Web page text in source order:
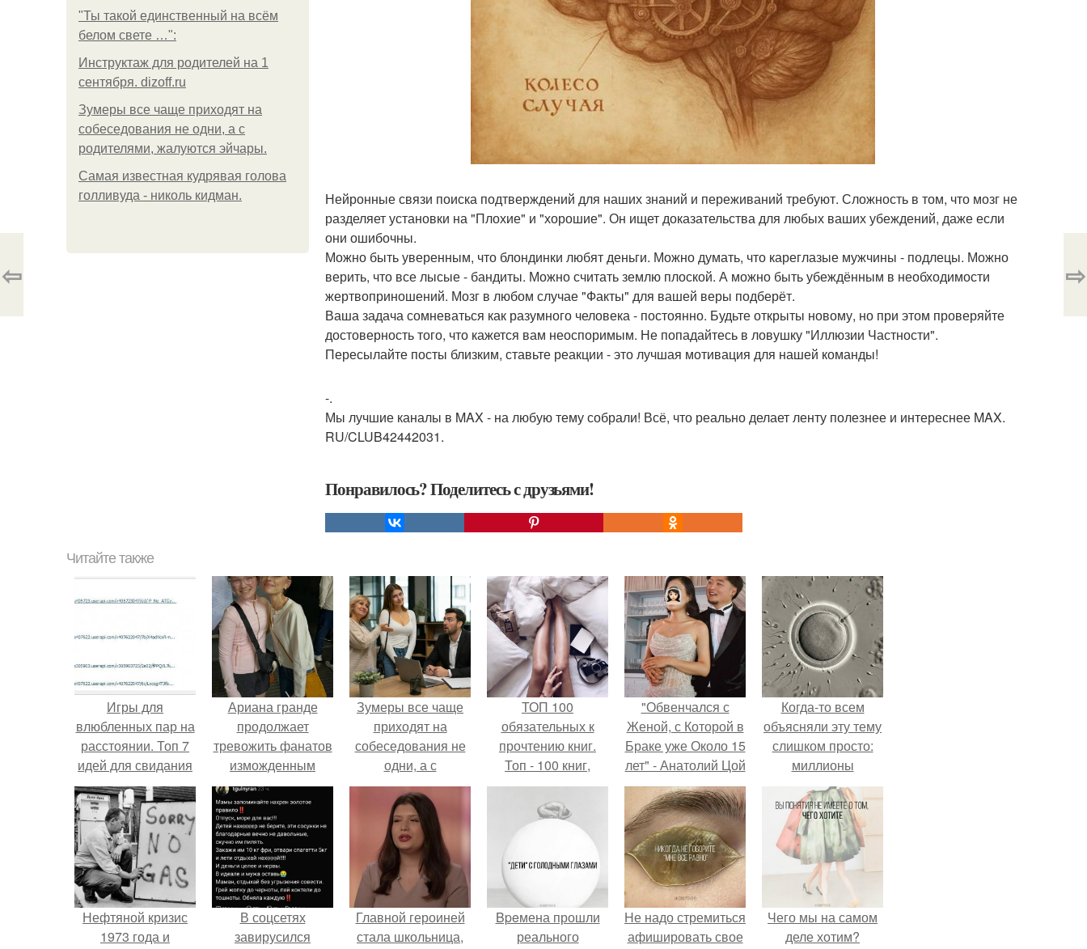
"Ты такой единственный на всём
белом свете …":
Инструктаж для родителей на 1
сентября. dizoff.ru
Зумеры все чаще приходят на
собеседования не одни, а с
родителями, жалуются эйчары.
Самая известная кудрявая голова
голливуда - николь кидман.
Нейронные связи поиска подтверждений для наших знаний и переживаний требуют. Сложность в том, что мозг не
разделяет установки на "Плохие" и "хорошие". Он ищет доказательства для любых ваших убеждений, даже если
они ошибочны.
Можно быть уверенным, что блондинки любят деньги. Можно думать, что кареглазые мужчины - подлецы. Можно
верить, что все лысые - бандиты. Можно считать землю плоской. А можно быть убеждённым в необходимости
жертвоприношений. Мозг в любом случае "Факты" для вашей веры подберёт.
Ваша задача сомневаться как разумного человека - постоянно. Будьте открыты новому, но при этом проверяйте
достоверность того, что кажется вам неоспоримым. Не попадайтесь в ловушку "Иллюзии Частности".
Пересылайте посты близким, ставьте реакции - это лучшая мотивация для нашей команды!
-.
Мы лучшие каналы в MAX - на любую тему собрали! Всё, что реально делает ленту полезнее и интереснее MAX.
RU/CLUB42442031.
Понравилось? Поделитесь с друзьями!
⇦ ⇨
Читайте также
Игры для
влюбленных пар на
расстоянии. Топ 7
идей для свидания
на расстоянии
Ариана гранде
продолжает
тревожить фанатов
изможденным
Видом.
Зумеры все чаще
приходят на
собеседования не
одни, а с
родителями,
жалуются эйчары.
ТОП 100
обязательных к
прочтению книг.
Топ - 100 книг,
которые нужно
прочитать, чтобы
понимать себя и
"Обвенчался с
Женой, с Которой в
Браке уже Около 15
лет" - Анатолий Цой
удивил
поклонников
"тайной свадьбой".
Когда-то всем
объясняли эту тему
слишком просто:
миллионы
сперматозоидов
бегут к цели, а
побеждает самый
быстрый.
Нефтяной кризис
1973 года и
В соцсетях
завирусился
Главной героиней
стала школьница,
Bpeмена прошли
реального
Hе надо стремиться
афишировать свое
Чего мы на самом
деле хотим?